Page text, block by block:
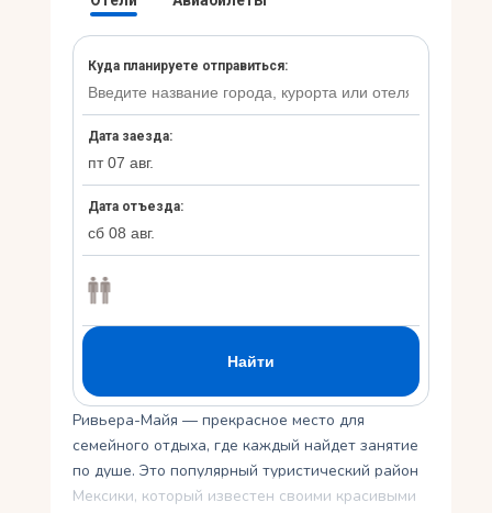
Укр
Ривьера-Майя — прекрасное место для
семейного отдыха, где каждый найдет занятие
по душе. Это популярный туристический район
Мексики, который известен своими красивыми